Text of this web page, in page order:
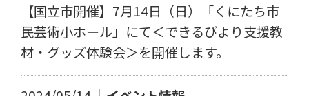
【国立市開催】7月14日（日）「くにたち市
民芸術小ホール」にて＜できるびより支援教
材・グッズ体験会＞を開催します。